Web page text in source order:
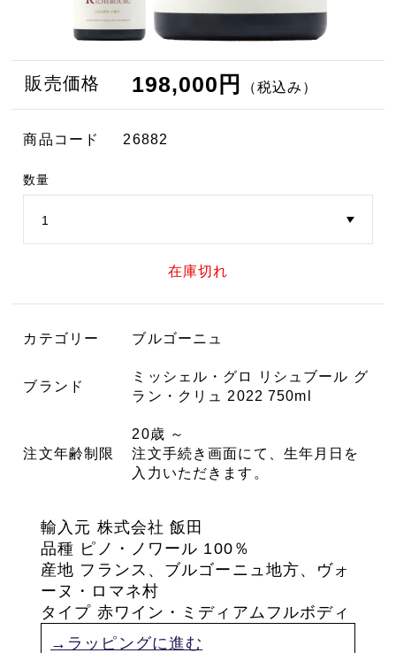
販売価格 198,000円 （税込み）
商品コード 26882
数量
在庫切れ
カテゴリー ブルゴーニュ
ブランド
ミッシェル・グロ リシュブール グ
ラン・クリュ 2022 750ml
注文年齢制限
20歳 ～
注文手続き画面にて、生年月日を
入力いただきます。
輸入元 株式会社 飯田
品種 ピノ・ノワール 100％
産地 フランス、ブルゴーニュ地方、ヴォ
ーヌ・ロマネ村
タイプ 赤ワイン・ミディアムフルボディ
→ラッピングに進む